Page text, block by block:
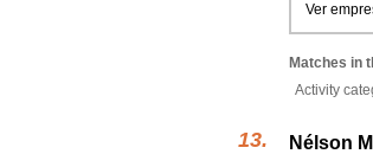
Ver
Matches in
Activity
Nélson